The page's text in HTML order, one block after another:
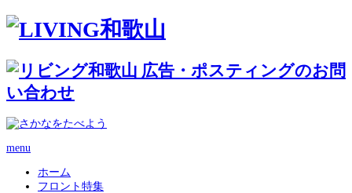
menu
ホーム
フロント特集